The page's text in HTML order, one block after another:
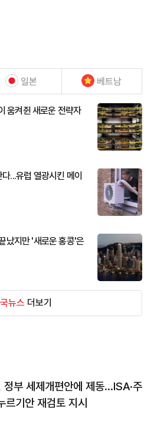
일본 베트남
움켜쥔 새로운 전략자
...유럽 열광시킨 메이
났지만 '새로운 홍콩'은
뉴스 더보기
부 세제개편안에 제동…ISA·주
르기안 재검토 지시